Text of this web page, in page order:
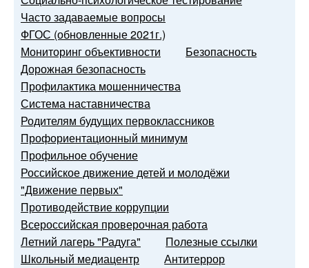
Часто задаваемые вопросы
ФГОС (обновленные 2021г.)
Мониторинг объективности
Безопасность
Дорожная безопасность
Профилактика мошенничества
Система наставничества
Родителям будущих первоклассников
Профориентационный минимум
Профильное обучение
Российское движение детей и молодёжи
"Движение первых"
Противодействие коррупции
Всероссийская проверочная работа
Летний лагерь "Радуга"
Полезные ссылки
Школьный медиацентр
Антитеррор